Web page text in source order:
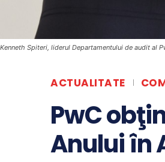
Kenneth Spiteri, liderul Departamentului de audit al
ACTUALITATE
PwC
Anului în